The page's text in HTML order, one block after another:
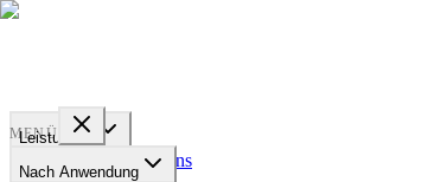
Leistungen
Über uns
MENÜ
Nach Anwendung